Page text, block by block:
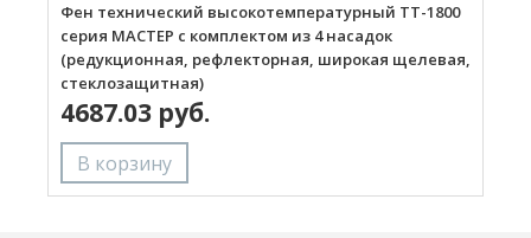
Фен технический высокотемпературный ТТ-1800
серия МАСТЕР с комплектом из 4 насадок
(редукционная, рефлекторная, широкая щелевая,
стеклозащитная)
4687.03 руб.